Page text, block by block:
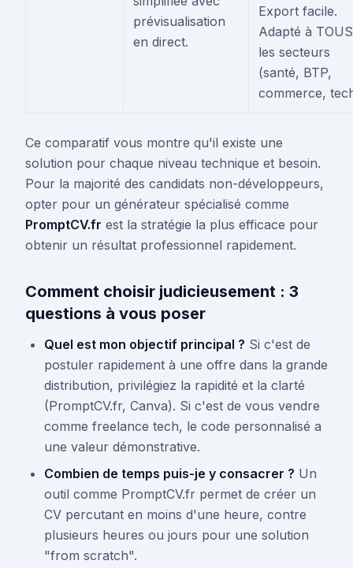
prévisualisation
en direct.
Export facile.
Adapté à TOUS
les secteurs
(santé, BTP,
commerce,
Ce comparatif vous montre qu'il existe une
solution pour chaque niveau technique et besoin.
Pour la majorité des candidats non-développeurs,
opter pour un générateur spécialisé comme
PromptCV.fr est la stratégie la plus efficace pour
obtenir un résultat professionnel rapidement.
Comment choisir judicieusement : 3
questions à vous poser
Quel est mon objectif principal ? Si c'est de
postuler rapidement à une offre dans la grande
distribution, privilégiez la rapidité et la clarté
(PromptCV.fr, Canva). Si c'est de vous vendre
comme freelance tech, le code personnalisé a
une valeur démonstrative.
Combien de temps puis-je y consacrer ? Un
outil comme PromptCV.fr permet de créer un
CV percutant en moins d'une heure, contre
plusieurs heures ou jours pour une solution
"from scratch".